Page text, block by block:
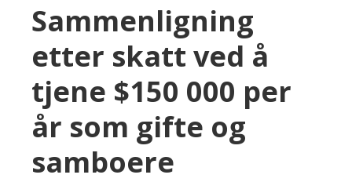
Sammenligning
etter skatt ved å
tjene $150 000 per
år som gifte og
samboere